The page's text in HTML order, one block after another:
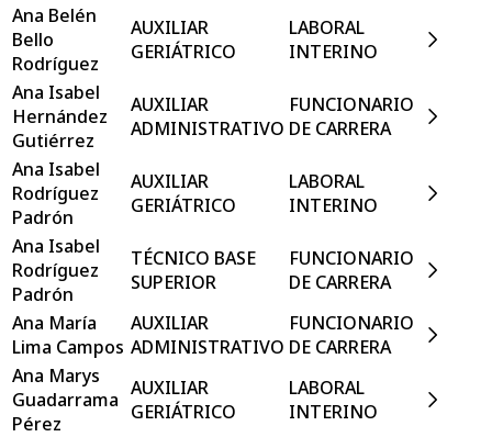
Ana Belén
Bello
Rodríguez
AUXILIAR
GERIÁTRICO
LABORAL
INTERINO
Ana Isabel
Hernández
Gutiérrez
AUXILIAR
ADMINISTRATIVO
FUNCIONARIO
DE CARRERA
Ana Isabel
Rodríguez
Padrón
AUXILIAR
GERIÁTRICO
LABORAL
INTERINO
Ana Isabel
Rodríguez
Padrón
TÉCNICO BASE
SUPERIOR
FUNCIONARIO
DE CARRERA
Ana María
Lima Campos
AUXILIAR
ADMINISTRATIVO
FUNCIONARIO
DE CARRERA
Ana Marys
Guadarrama
Pérez
AUXILIAR
GERIÁTRICO
LABORAL
INTERINO